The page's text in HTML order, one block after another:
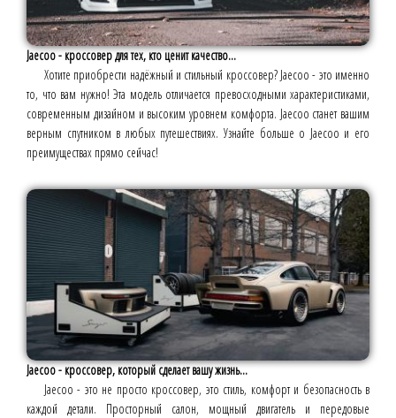
Jaecoo - кроссовер для тех, кто ценит качество...
Хотите приобрести надёжный и стильный кроссовер? Jaecoo - это именно
то, что вам нужно! Эта модель отличается превосходными характеристиками,
современным дизайном и высоким уровнем комфорта. Jaecoo станет вашим
верным спутником в любых путешествиях. Узнайте больше о Jaecoo и его
преимуществах прямо сейчас!
Jaecoo - кроссовер, который сделает вашу жизнь...
Jaecoo - это не просто кроссовер, это стиль, комфорт и безопасность в
каждой детали. Просторный салон, мощный двигатель и передовые